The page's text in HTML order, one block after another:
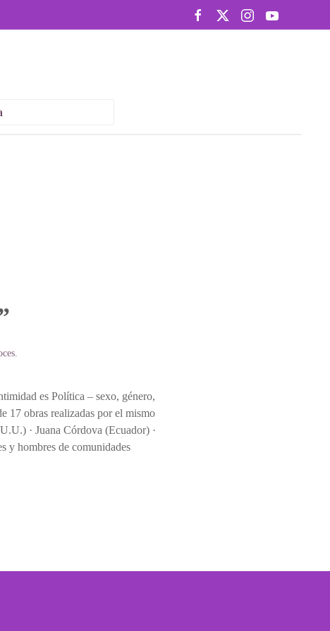
.
es Política – sexo, género,
17 obras realizadas por el mismo
· Juana Córdova (Ecuador) ·
y hombres de comunidades